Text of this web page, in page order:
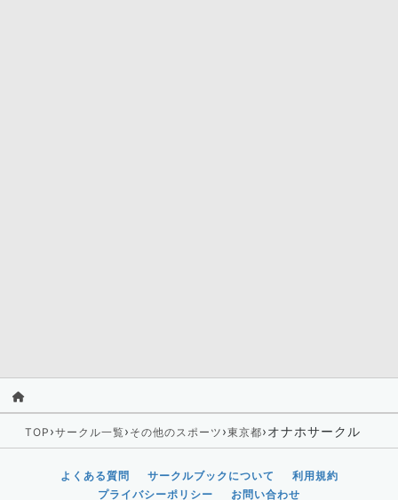
TOP ›サークル一覧› その他のスポーツ ›東京都›オナホサークル
よくある質問 サークルブックについて
利用規約
プライバシーポリシー
お問い合わせ